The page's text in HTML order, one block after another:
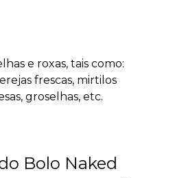
e roxas, tais como:
frescas, mirtilos
groselhas, etc.
Bolo Naked